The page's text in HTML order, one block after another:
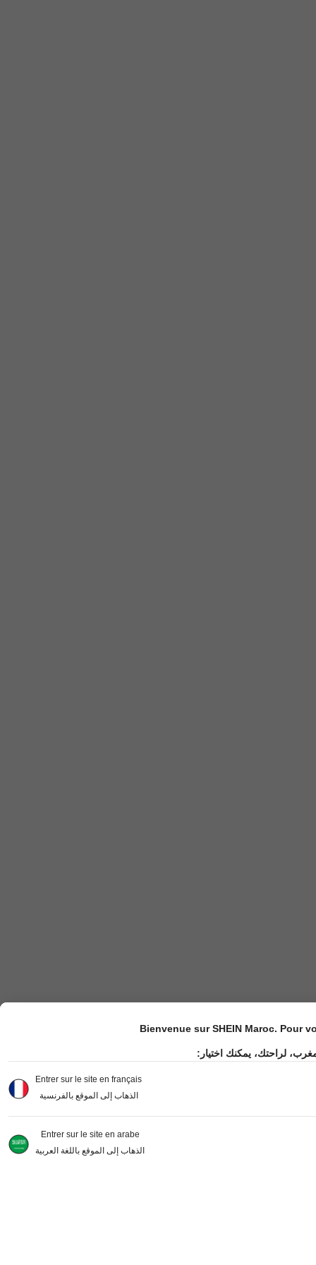
Bienvenue sur SHEIN Maroc. Pour
لراحتك، يمكنك اختيار:
Entrer sur le site en français
الذهاب إلى الموقع بالفرنسية
Entrer sur le site en arabe
الذهاب إلى الموقع باللغة العربية